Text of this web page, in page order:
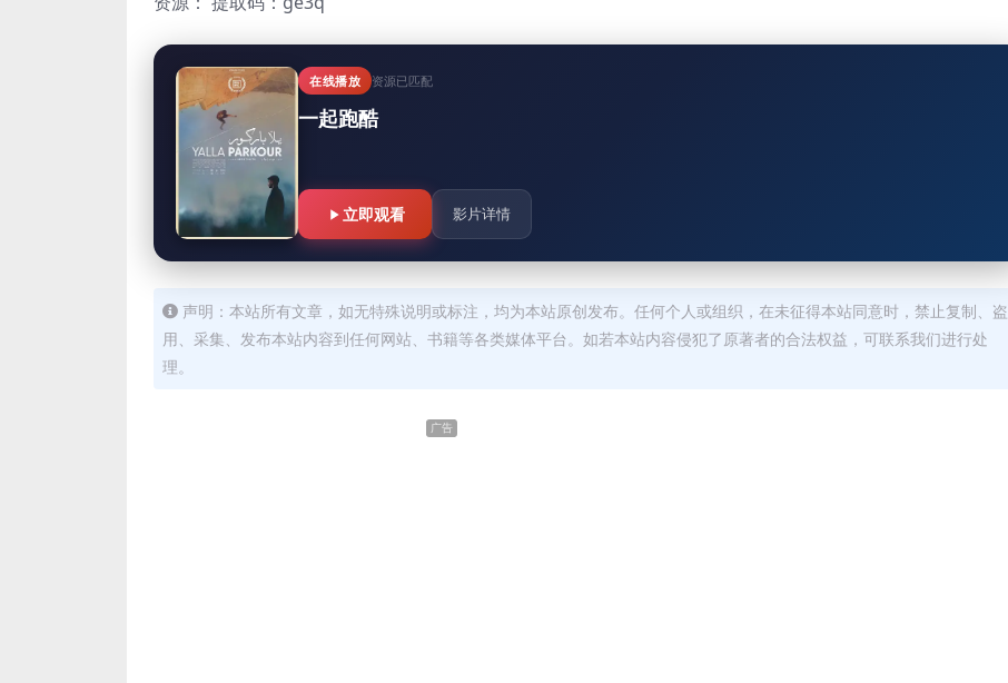
在线播放 资源已匹配
一起跑酷
立即观看 影片详情
声明：本站所有文章，如无特殊说明或标注，均为本站原创发布。任何个人或组织，在未征得本站同意时，禁止复制、盗
用、采集、发布本站内容到任何网站、书籍等各类媒体平台。如若本站内容侵犯了原著者的合法权益，可联系我们进行处
理。
广告